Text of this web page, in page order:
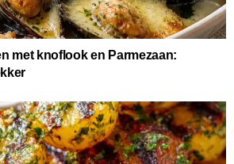
met knoflook en Parmezaan: